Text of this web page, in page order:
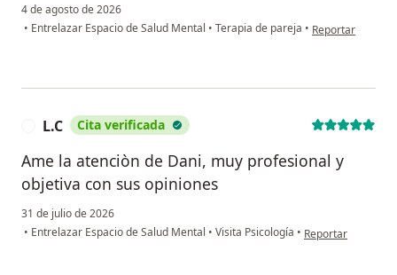
4 de agosto de 2026
• Entrelazar Espacio de Salud Mental • Terapia de pareja • en opinión del
Reportar
L.C Cita verificada
Ame la atenciòn de Dani, muy profesional y
objetiva con sus opiniones
31 de julio de 2026
• Entrelazar Espacio de Salud Mental • Visita Psicología • en opinión del
Reportar